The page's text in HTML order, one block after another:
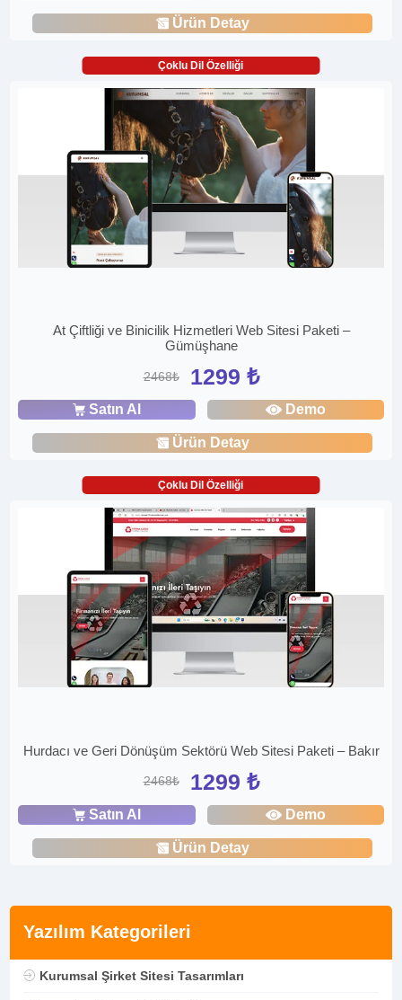
Yazılım Kategorileri
Kurumsal Şirket Sitesi Tasarımları
Ürün Detay
Çoklu Dil Özelliği
At Çiftliği ve Binicilik Hizmetleri Web Sitesi Paketi –
Gümüşhane
2468₺ 1299 ₺
Satın Al Demo
Ürün Detay
Çoklu Dil Özelliği
Hurdacı ve Geri Dönüşüm Sektörü Web Sitesi Paketi – Bakır
2468₺ 1299 ₺
Satın Al Demo
Ürün Detay